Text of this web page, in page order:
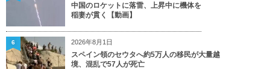
中国のロケットに落雷、上昇中に機体を
稲妻が貫く【動画】
2026年8月1日
スペイン領のセウタへ約5万人の移民が大量越
境、混乱で57人が死亡
6